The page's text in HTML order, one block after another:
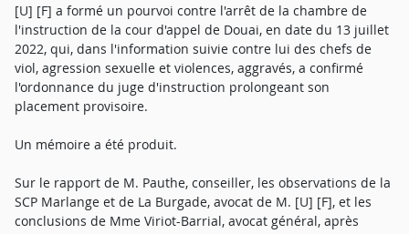
[U] [F] a formé un pourvoi contre l'arrêt de la chambre de
l'instruction de la cour d'appel de Douai, en date du 13 juillet
2022, qui, dans l'information suivie contre lui des chefs de
viol, agression sexuelle et violences, aggravés, a confirmé
l'ordonnance du juge d'instruction prolongeant son
placement provisoire.
Un mémoire a été produit.
Sur le rapport de M. Pauthe, conseiller, les observations de la
SCP Marlange et de La Burgade, avocat de M. [U] [F], et les
conclusions de Mme Viriot-Barrial, avocat général, après